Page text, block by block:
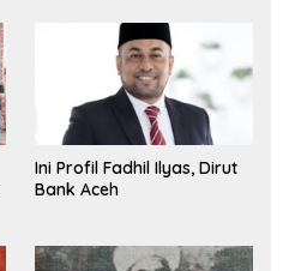
Ini Profil Fadhil Ilyas, Dirut
Bank Aceh